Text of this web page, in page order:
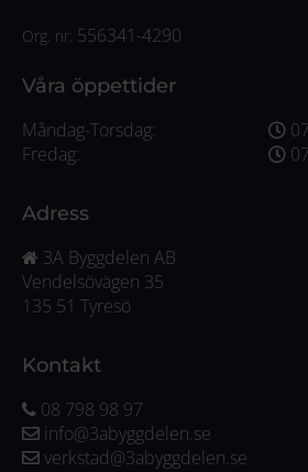
Org. nr: 556341-4290
Våra öppettider
Måndag-Torsdag:
Fredag:
Adress
3A Byggdelen AB
Vendelsövägen 35
135 51 Tyresö
Kontakt
08 798 98 97
info@3abyggdelen.se
verkstad@3abyggdelen.se